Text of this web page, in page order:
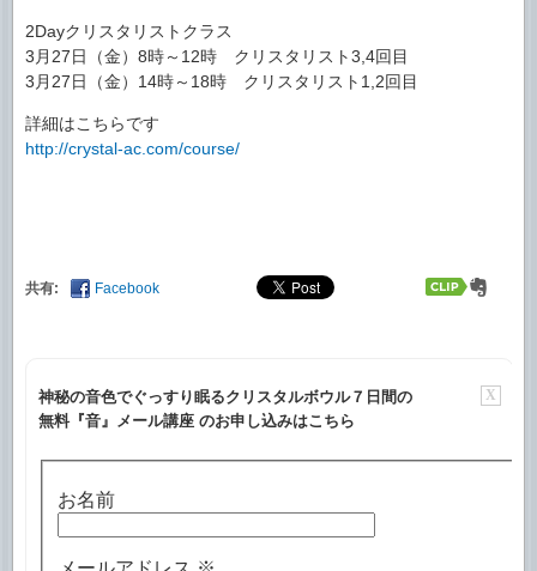
2Dayクリスタリストクラス
3月27日（金）8時～12時 クリスタリスト3,4回目
3月27日（金）14時～18時 クリスタリスト1,2回目
詳細はこちらです
http://crystal-ac.com/course/
共有: Facebook
X
神秘の音色でぐっすり眠るクリスタルボウル７日間の
無料『音』メール講座 のお申し込みはこちら
お名前